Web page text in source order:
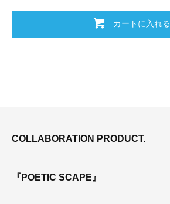
カートに入れる
COLLABORATION PRODUCT.
『POETIC SCAPE』